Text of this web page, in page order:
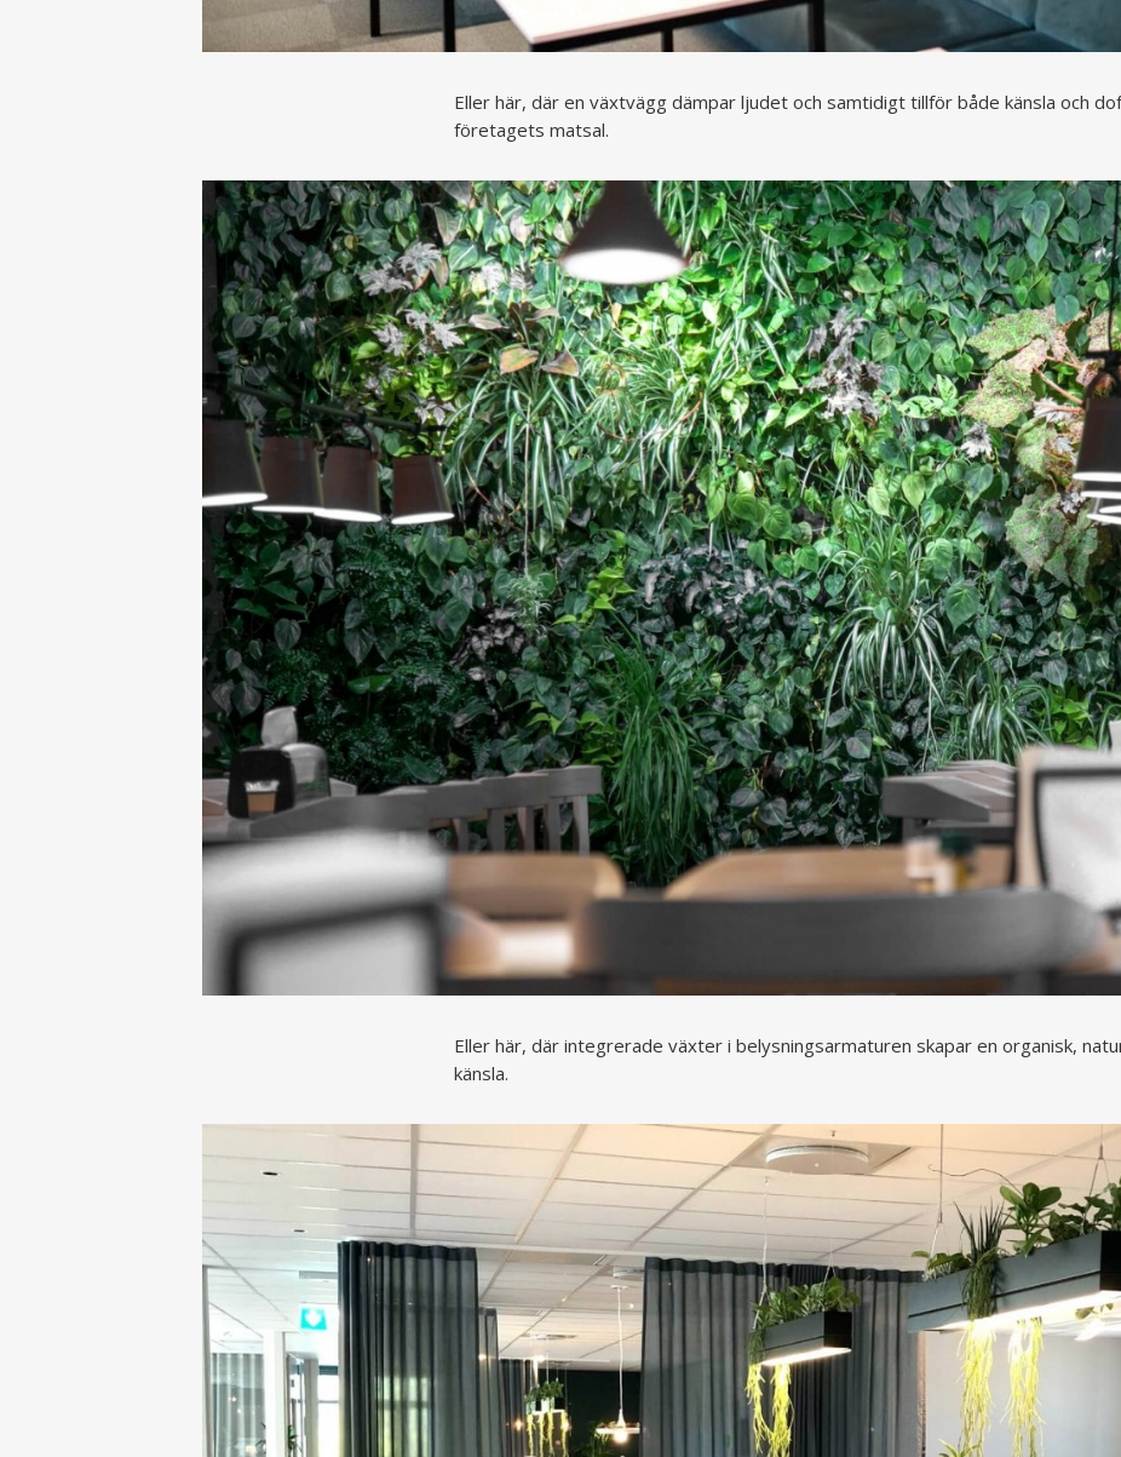
Eller här, där en växtvägg dämpar ljudet och samtidigt tillför både känsla och
företagets matsal.
Eller här, där integrerade växter i belysningsarmaturen skapar en organisk,
känsla.